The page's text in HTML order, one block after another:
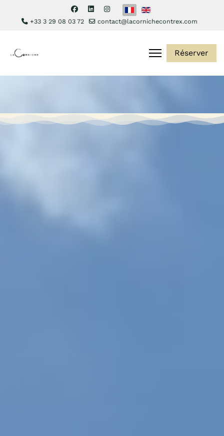
Sélectionnez votre langue
+33 3 29 08 03 72 contact@lacornichecontrex.com
Réserver